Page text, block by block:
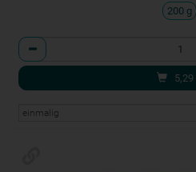
200 g
Anzahl
5,29